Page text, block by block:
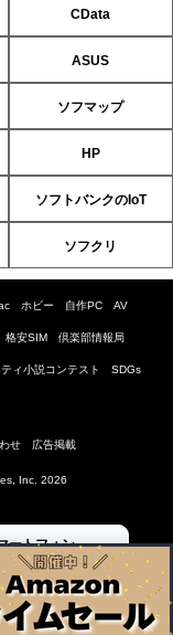
CData
ASUS
ソフマップ
HP
ソフトバンクのIoT
ソフクリ
ホビー 自作PC AV
格安SIM 倶楽部情報局
ィ小説コンテスト SDGs
せ 広告掲載
Inc. 2026
ートフォン